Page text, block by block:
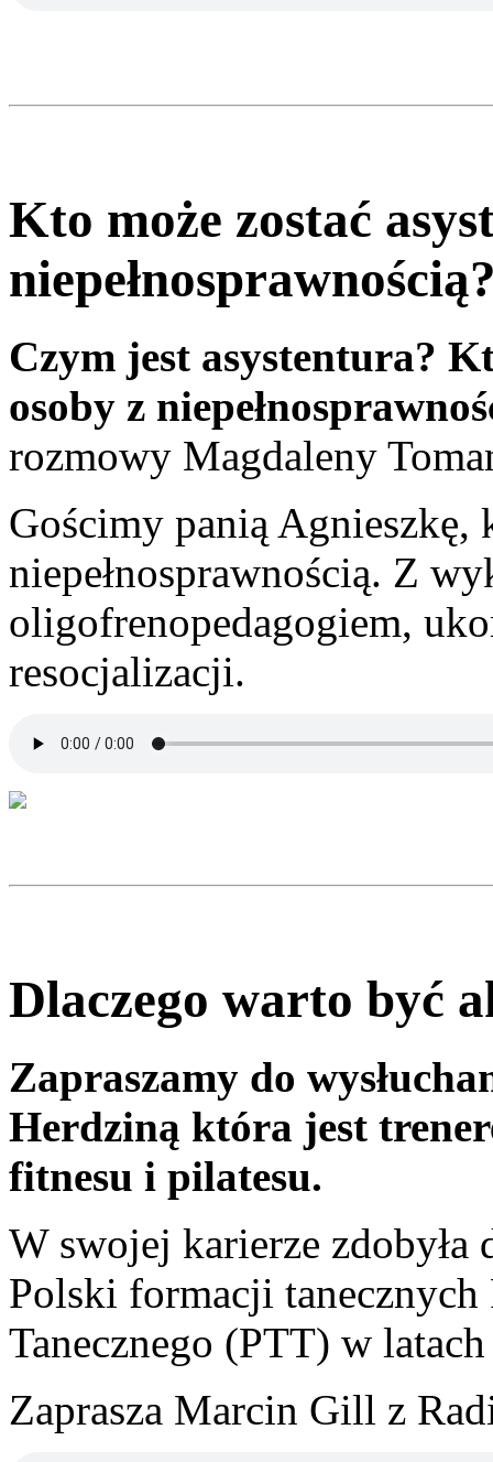
Kto może zostać
Czym jest asystentura?
osoby z
rozmowy Magdaleny
Gościmy panią Agnieszkę,
niepełnosprawnością. Z
oligofrenopedagogiem,
resocjalizacji.
Dlaczego warto być
Zapraszamy do
Herdziną która jest
fitnesu i pilatesu.
W swojej karierze
Polski formacji
Tanecznego (PTT) w
Zaprasza Marcin Gill z